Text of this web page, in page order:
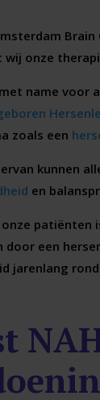
wij onze
name voor
zoals een
kunnen
en
onze
door een
jarenlang